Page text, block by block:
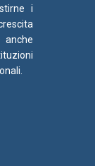
i
anche